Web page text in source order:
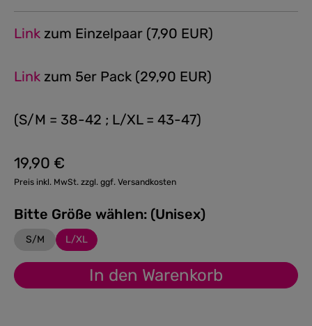
Link zum Einzelpaar (7,90 EUR)
Link zum 5er Pack (29,90 EUR)
(S/M = 38-42 ; L/XL = 43-47)
Regulärer Preis:
19,90 €
Preis inkl. MwSt. zzgl. ggf. Versandkosten
Bitte Größe wählen: (Unisex)
S/M L/XL
In den Warenkorb